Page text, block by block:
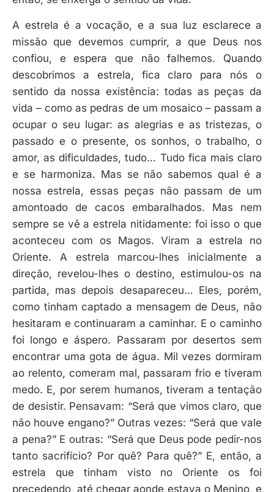
A estrela é a vocação, e a sua luz esclarece a
missão que devemos cumprir, a que Deus nos
confiou, e espera que não falhemos. Quando
descobrimos a estrela, fica claro para nós o
sentido da nossa existência: todas as peças da
vida – como as pedras de um mosaico – passam a
ocupar o seu lugar: as alegrias e as tristezas, o
passado e o presente, os sonhos, o trabalho, o
amor, as dificuldades, tudo… Tudo fica mais claro
e se harmoniza. Mas se não sabemos qual é a
nossa estrela, essas peças não passam de um
amontoado de cacos embaralhados. Mas nem
sempre se vê a estrela nitidamente: foi isso o que
aconteceu com os Magos. Viram a estrela no
Oriente. A estrela marcou-lhes inicialmente a
direção, revelou-lhes o destino, estimulou-os na
partida, mas depois desapareceu… Eles, porém,
como tinham captado a mensagem de Deus, não
hesitaram e continuaram a caminhar. E o caminho
foi longo e áspero. Passaram por desertos sem
encontrar uma gota de água. Mil vezes dormiram
ao relento, comeram mal, passaram frio e tiveram
medo. E, por serem humanos, tiveram a tentação
de desistir. Pensavam: “Será que vimos claro, que
não houve engano?” Outras vezes: “Será que vale
a pena?” E outras: “Será que Deus pode pedir-nos
tanto sacrifício? Por quê? Para quê?” E, então, a
estrela que tinham visto no Oriente os foi
precedendo, até chegar aonde estava o Menino, e